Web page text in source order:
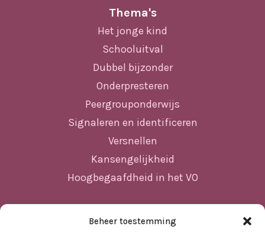
Beheer toestemming
Thema's
Het jonge kind
Schooluitval
Dubbel bijzonder
Onderpresteren
Peergrouponderwijs
Signaleren en identificeren
Versnellen
Kansengelijkheid
Hoogbegaafdheid in het VO